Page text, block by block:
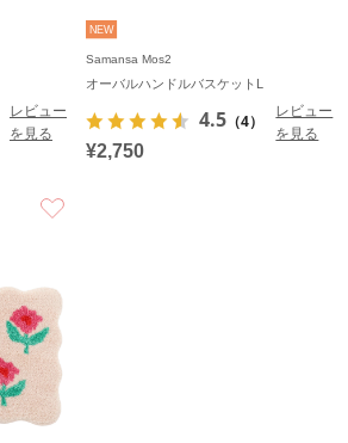
レビュー
を見る
NEW
Samansa Mos2
オーバルハンドルバスケットL
4.5 （4）
レビュー
を見る
¥2,750